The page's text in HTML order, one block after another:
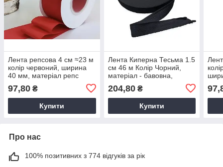
Лента репсова 4 см ≈23 м
колір червоний, ширина
40 мм, матеріал репс
97,80 ₴
Купити
Лента Киперна Тесьма 1.5
см 46 м Колір Чорний,
матеріал - бавовна,
204,80₴
Купити
Про нас
100% позитивних з 774 відгуків за рік